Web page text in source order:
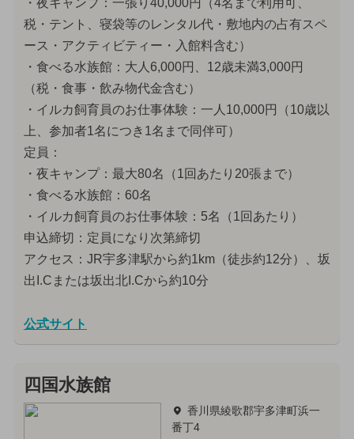
税・テント、寝袋等のレンタル代・敷地内の占有スペ
ース・アクティビティー・入館料含む）
・食べる水族館：大人6,000円、12歳未満3,000円
（税・食事・飲み物代金含む）
・イルカ飼育員のお仕事体験：一人10,000円（10歳以
上、参加者1名につき1名まで同伴可）
定員：
・夜キャンプ：最大80名（1回あたり20張まで）
・食べる水族館：60名
・イルカ飼育員のお仕事体験：5名（1回あたり）
申込締切：定員になり次第締切
アクセス：JR宇多津駅から約1km（徒歩約12分）、坂
出I.Cまたは坂出北I.Cから約10分
公式サイト
四国水族館
香川県綾歌郡宇多津町浜一
番丁4